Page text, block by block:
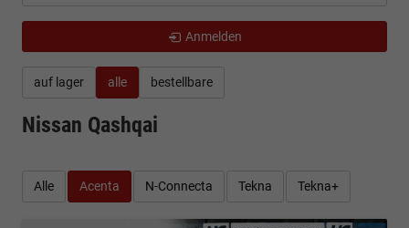
auf lager alle bestellbare
Nissan Qashqai
Alle Acenta N-Connecta Tekna Tekna+
Anmelden